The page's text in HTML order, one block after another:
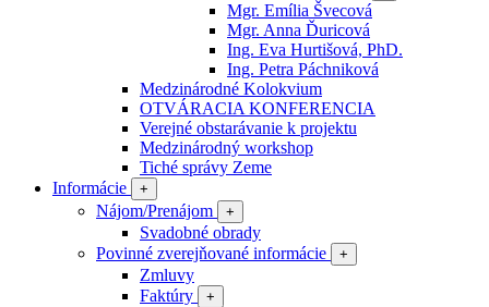
Mgr. Emília Švecová
Mgr. Anna Ďuricová
Ing. Eva Hurtišová, PhD.
Ing. Petra Páchniková
Medzinárodné Kolokvium
OTVÁRACIA KONFERENCIA
Verejné obstarávanie k projektu
Medzinárodný workshop
Tiché správy Zeme
Informácie
+
Nájom/Prenájom +
Svadobné obrady
Povinné zverejňované informácie
+
Zmluvy
Faktúry
+